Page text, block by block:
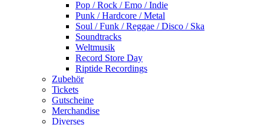
Pop / Rock / Emo / Indie
Punk / Hardcore / Metal
Soul / Funk / Reggae / Disco / Ska
Soundtracks
Weltmusik
Record Store Day
Riptide Recordings
Zubehör
Tickets
Gutscheine
Merchandise
Diverses